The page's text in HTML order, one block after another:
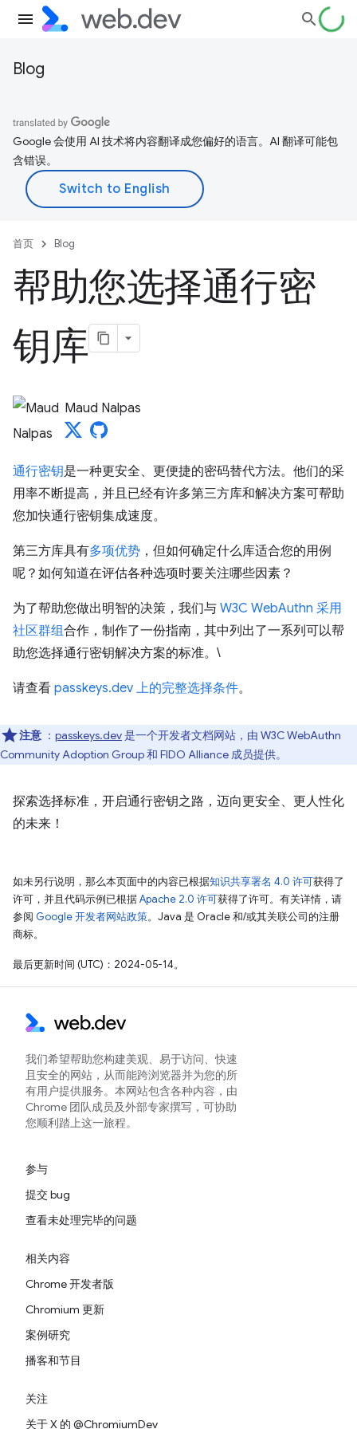
Blog
Google 会使用 AI 技术将内容翻译成您偏好的语言。AI 翻译可能包
含错误。
首页 Blog
帮助您选择通行密
钥库
Maud Nalpas
通行密钥是一种更安全、更便捷的密码替代方法。他们的采
用率不断提高，并且已经有许多第三方库和解决方案可帮助
您加快通行密钥集成速度。
第三方库具有多项优势 ，但如何确定什么库适合您的用例
呢？如何知道在评估各种选项时要关注哪些因素？
为了帮助您做出明智的决策，我们与 W3C WebAuthn 采用
社区群组合作，制作了一份指南，其中列出了一系列可以帮
助您选择通行密钥解决方案的标准。\
请查看 passkeys.dev 上的完整选择条件。
注意 ： passkeys.dev是一个开发者文档网站，由 W3C WebAuthn
Community Adoption Group 和 FIDO Alliance 成员提供。
探索选择标准，开启通行密钥之路，迈向更安全、更人性化
的未来！
如未另行说明，那么本页面中的内容已根据知识共享署名 4.0 许可获得了
许可，并且代码示例已根据Apache 2.0 许可获得了许可。有关详情，请
参阅 Google 开发者网站政策。Java 是 Oracle 和/或其关联公司的注册
商标。
最后更新时间 (UTC)：2024-05-14。
我们希望帮助您构建美观、易于访问、快速
且安全的网站，从而能跨浏览器并为您的所
有用户提供服务。本网站包含各种内容，由
Chrome 团队成员及外部专家撰写，可协助
您顺利踏上这一旅程。
参与
提交 bug
查看未处理完毕的问题
相关内容
Chrome 开发者版
Chromium 更新
案例研究
播客和节目
关注
关于 X 的 @ChromiumDev